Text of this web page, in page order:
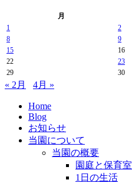
月
1
2
8
9
15
16
22
23
29
30
« 2月 4月 »
Home
Blog
お知らせ
当園について
当園の概要
園庭と保育室
1日の生活